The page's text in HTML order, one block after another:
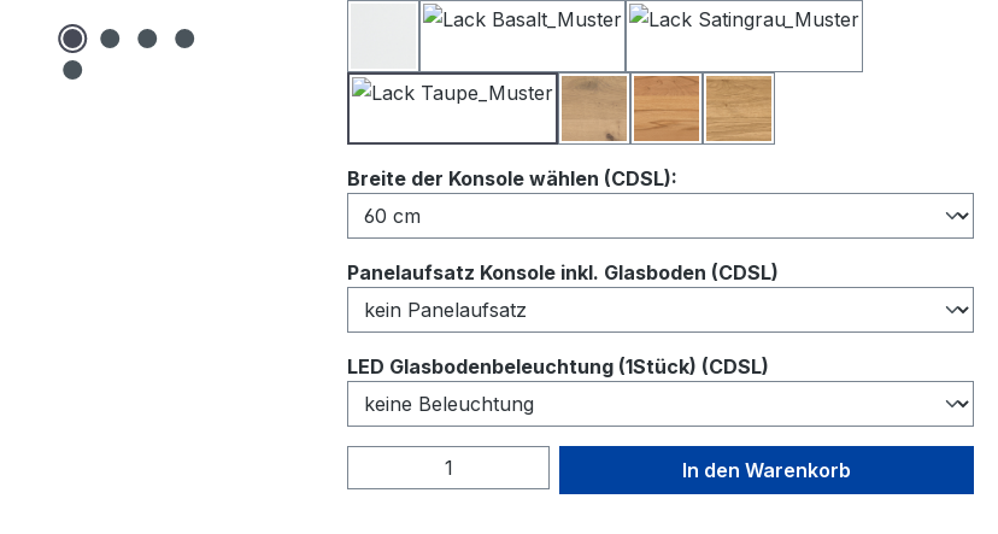
BalkeneicheKernbucheWildeiche
Breite der Konsole wählen (CDSL):
Panelaufsatz Konsole inkl. Glasboden (CDSL)
LED Glasbodenbeleuchtung (1Stück) (CDSL)
Produkt Anzahl: Gib den gewünschten Wert
In den Warenkorb